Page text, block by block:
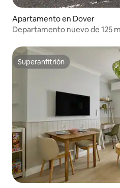
Apartamento en Dover
Departamento nuevo de 125
Superanfitrión
Superanfitrión